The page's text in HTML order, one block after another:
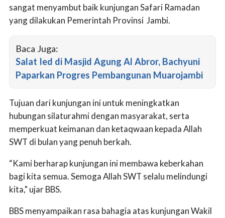
sangat menyambut baik kunjungan Safari Ramadan
yang dilakukan Pemerintah Provinsi Jambi.
Baca Juga:
Salat Ied di Masjid Agung Al Abror, Bachyuni
Paparkan Progres Pembangunan Muarojambi
Tujuan dari kunjungan ini untuk meningkatkan
hubungan silaturahmi dengan masyarakat, serta
memperkuat keimanan dan ketaqwaan kepada Allah
SWT di bulan yang penuh berkah.
“Kami berharap kunjungan ini membawa keberkahan
bagi kita semua. Semoga Allah SWT selalu melindungi
kita," ujar BBS.
BBS menyampaikan rasa bahagia atas kunjungan Wakil